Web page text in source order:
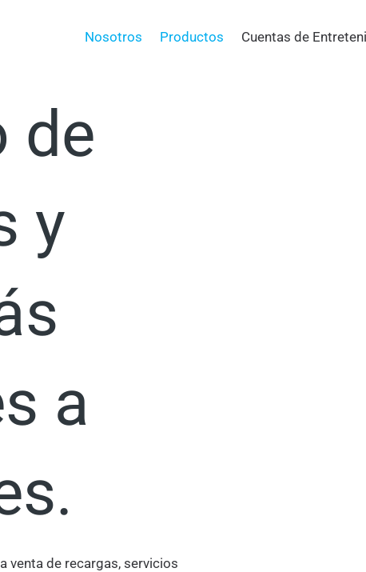
Nosotros Productos Cuentas de
tu
de
y
a
venta de recargas, servicios